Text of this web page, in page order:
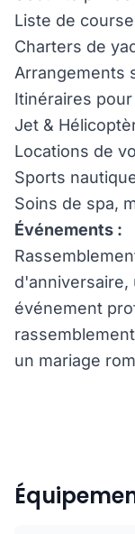
Liste de
Charters de
Arrangements
Itinéraires
Jet &
Locations de
Sports
Soins de spa,
Événements :
d'anniversaire,
événement
un mariage